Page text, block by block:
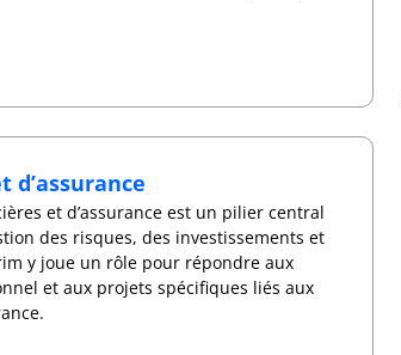
et d’assurance est un pilier central
des risques, des investissements et
y joue un rôle pour répondre aux
et aux projets spécifiques liés aux